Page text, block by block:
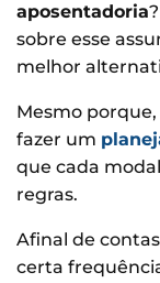
aposentadoria
sobre esse
melhor
Mesmo
fazer um
que cada
regras.
Afinal de
certa